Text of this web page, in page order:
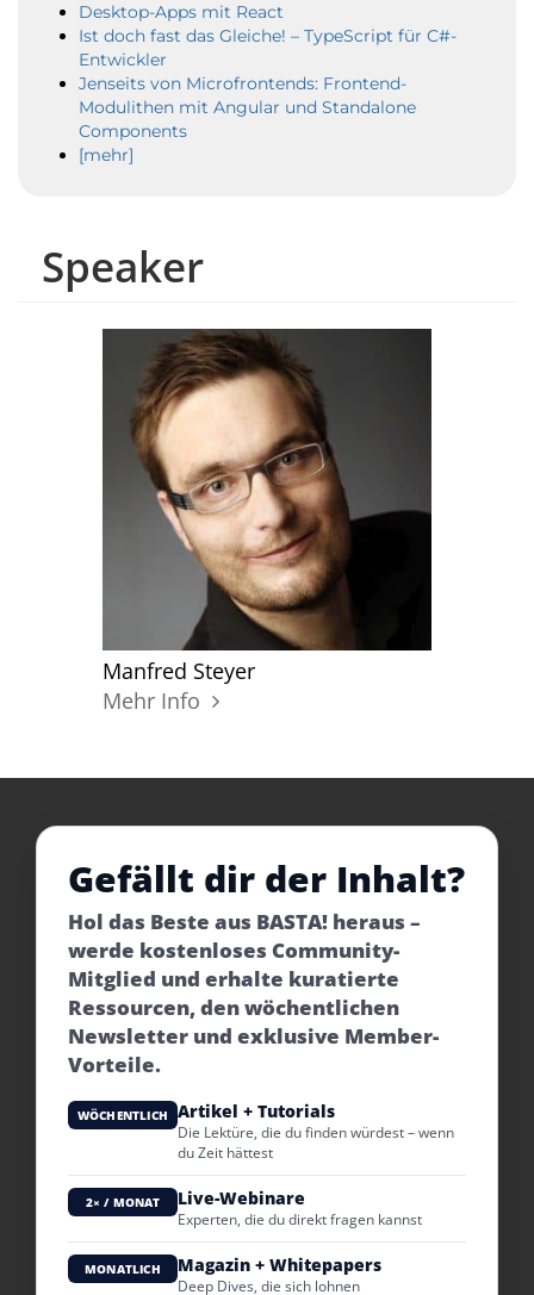
Speaker
Manfred Steyer
Mehr Info
Desktop-Apps mit React
Ist doch fast das Gleiche! – TypeScript für C#-
Entwickler
Jenseits von Microfrontends: Frontend-
Modulithen mit Angular und Standalone
Components
[mehr]
Gefällt dir der Inhalt?
Hol das Beste aus BASTA! heraus –
werde kostenloses Community-
Mitglied und erhalte kuratierte
Ressourcen, den wöchentlichen
Newsletter und exklusive Member-
Vorteile.
WÖCHENTLICH Artikel + Tutorials
Die Lektüre, die du finden würdest – wenn
du Zeit hättest
2× / MONAT Live-Webinare
Experten, die du direkt fragen kannst
MONATLICH Magazin + Whitepapers
Deep Dives, die sich lohnen